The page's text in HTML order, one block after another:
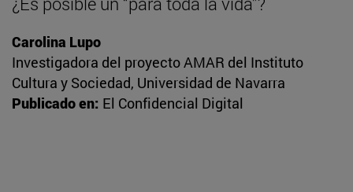
Carolina Lupo
Investigadora del proyecto AMAR del Instituto
Cultura y Sociedad, Universidad de Navarra
Publicado en: El Confidencial Digital